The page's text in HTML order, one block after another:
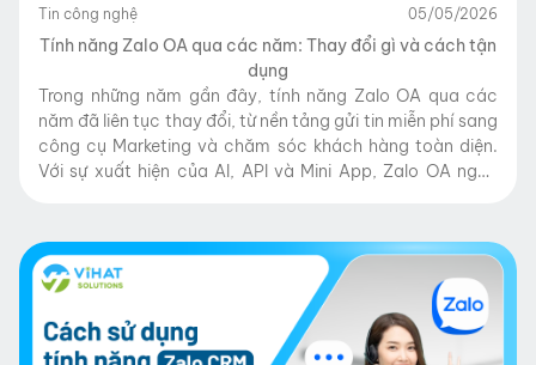
Tin công nghệ 05/05/2026
Tính năng Zalo OA qua các năm: Thay đổi gì và cách tận
dụng
Trong những năm gần đây, tính năng Zalo OA qua các
năm đã liên tục thay đổi, từ nền tảng gửi tin miễn phí sang
công cụ Marketing và chăm sóc khách hàng toàn diện.
Với sự xuất hiện của AI, API và Mini App, Zalo OA ngày